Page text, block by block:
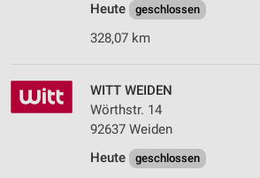
Heute
geschlossen
328,07 km
WITT WEIDEN
Wörthstr. 14
92637 Weiden
Heute
geschlossen